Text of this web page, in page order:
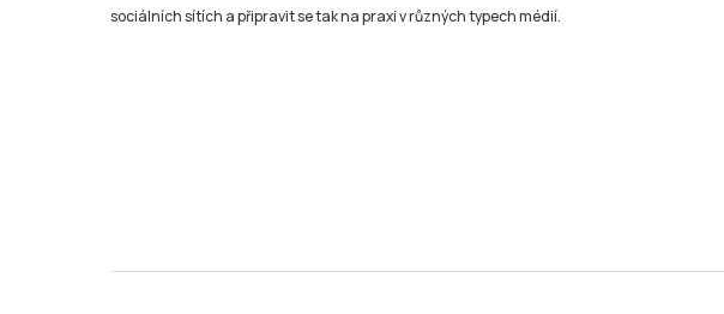
sociálních sítích a připravit se tak na praxi v různých typech médií.